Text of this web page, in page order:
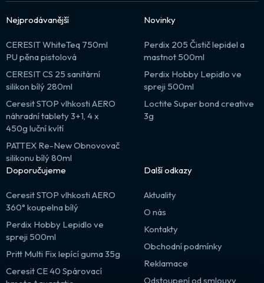
Nejprodávanější
CERESIT WhiteTeq 750ml
PU pěna pistolová
CERESIT CS 25 sanitární
silikon bílý 280ml
Ceresit STOP vlhkosti AERO
náhradní tablety 3+1, 4 x
450g luční kvítí
PATTEX Re-New Obnovovač
silikonu bílý 80ml
Novinky
Perdix 205 Čistič lepidel a
mastnot 500ml
Perdix Hobby Lepidlo ve
spreji 500ml
Loctite Super bond creative
3g
Doporučujeme
Ceresit STOP vlhkosti AERO
360° koupelna bílý
Perdix Hobby Lepidlo ve
spreji 500ml
Pritt Multi Fix lepící guma 35g
Ceresit CE 40 Spárovací
Další odkazy
Aktuality
O nás
Kontakty
Obchodní podmínky
Reklamace
Odstoupení od smlouvy